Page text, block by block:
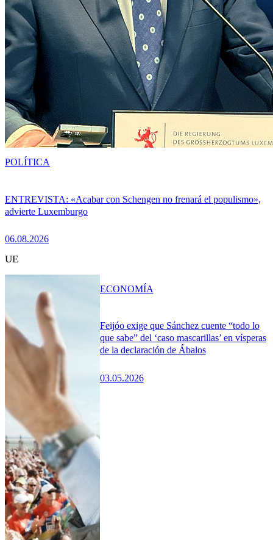
ENTREVISTA: «Acabar con Schengen no frenará el populismo»,
advierte Luxemburgo
06.08.2026
POLÍTICA
UE
Feijóo exige que Sánchez cuente “todo lo
que sabe” del ‘caso mascarillas’ en vísperas
de la declaración de Ábalos
03.05.2026
ECONOMÍA